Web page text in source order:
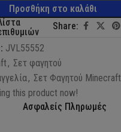
Προσθήκη στο καλάθι
Share:
JVL55552
, Σετ φαγητού
, Σετ Φαγητού Minecraft
this product now!
Ασφαλείς Πληρωμές